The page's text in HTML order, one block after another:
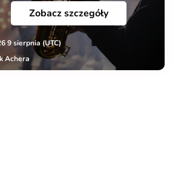
Zobacz szczegóły
9 sierpnia (UTC)
Achera